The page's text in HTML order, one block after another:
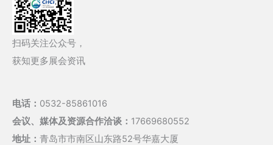
扫码关注公众号，
获知更多展会资讯
电话： 0532-85861016
会议、媒体及资源合作洽谈： 17669680552
地址： 青岛市市南区山东路52号华嘉大厦